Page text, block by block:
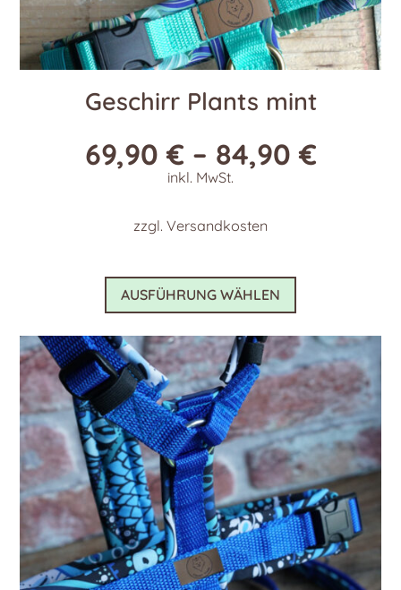
Geschirr Plants mint
69,90€ – 84,90€
inkl. MwSt.
zzgl. Versandkosten
AUSFÜHRUNG WÄHLEN
Dieses
weist
mehrere
Varianten
auf.
Die
Optionen
können
auf
der
Produktseite
gewählt
werden